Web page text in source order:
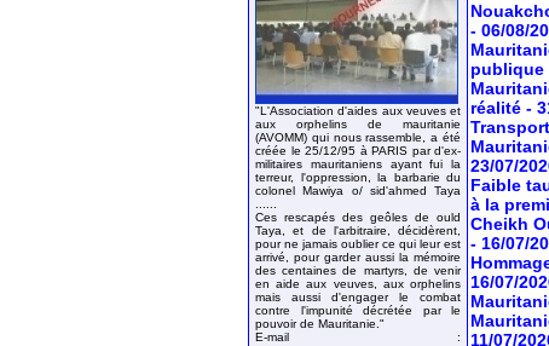
"L'Association d'aides aux veuves et
aux orphelins de mauritanie
(AVOMM) qui nous rassemble, a été
créée le 25/12/95 à PARIS par d'ex-
militaires mauritaniens ayant fui la
terreur, l'oppression, la barbarie du
colonel Mawiya o/ sid'ahmed Taya
Ces rescapés des geôles de ould
Taya, et de l'arbitraire, décidèrent,
pour ne jamais oublier ce qui leur est
arrivé, pour garder aussi la mémoire
des centaines de martyrs, de venir
en aide aux veuves, aux orphelins
mais aussi d'engager le combat
contre l'impunité décrétée par le
pouvoir de Mauritanie."
E-mail :
- 06/08/
publique
réalité -
23/07/
Faible
à la
Cheikh
- 16/07/
16/07/
11/07/